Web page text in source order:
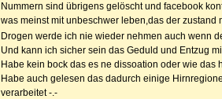
Nummern sind übrigens gelöscht und facebook
was meinst mit unbeschwer leben,das der zustand
Drogen werde ich nie wieder nehmen auch wenn
Und kann ich sicher sein das Geduld und Entzug
Habe kein bock das es ne dissoation oder wie das
Habe auch gelesen das dadurch einige
verarbeitet -.-